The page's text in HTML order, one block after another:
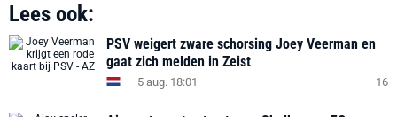
Lees ook:
PSV weigert zware schorsing Joey Veerman en
gaat zich melden in Zeist
5 aug. 18:01 16